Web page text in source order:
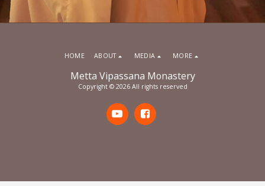
Metta Vipassana Monastery
Copyright © 2026 All rights reserved
HOME ABOUT MEDIA MORE